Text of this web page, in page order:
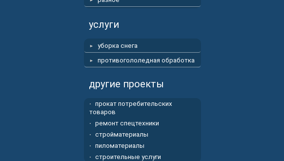
услуги
уборка снега
противогололедная обработка
другие проекты
прокат потребительских
товаров
ремонт спецтехники
стройматериалы
пиломатериалы
строительные услуги